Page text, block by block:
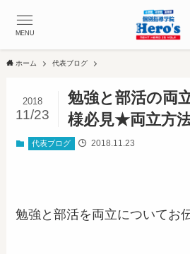
MENU
ホーム 代表ブログ
勉強と部活の両
様必見★両立方
2018
11/23
代表ブログ 2018.11.23
勉強と部活を両立についてお